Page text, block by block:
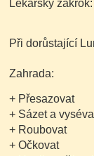
Lékařský zákrok:
Při dorůstající
Zahrada:
+ Přesazovat
+ Sázet a
+ Roubovat
+ Očkovat